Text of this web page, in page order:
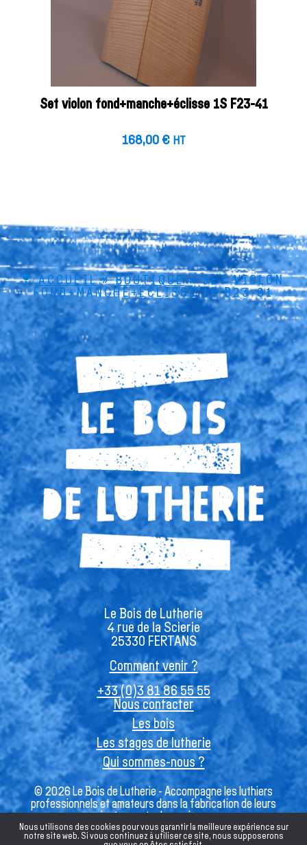
Set violon fond+manche+éclisse 1S F23-41
168,00 € HT
ACCUEIL»BOUTIQUE»SET VIOLON
FOND+MANCHE+ÉCLISSE 1B B23-81
Le Bois de Lutherie
4 rue de la Scierie
25330 FERTANS
Comment venir ?
+33 (0)3 81 86 55 55
Nous contacter
Les bois
Les stages de lutherie
Qui sommes-nous ?
© 2026 Le Bois de Lutherie - Accompagne les luthiers
professionnels et amateurs dans la fabrication de leurs
instruments de musique
Nous utilisons des cookies pour vous garantir la meilleure expérience sur
notre site web. Si vous continuez à utiliser ce site, nous supposerons